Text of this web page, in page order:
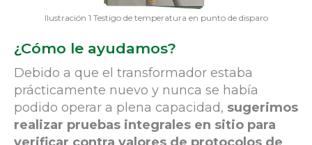
Ilustración 1 Testigo de temperatura en punto de disparo
¿Cómo le ayudamos?
Debido a que el transformador estaba
prácticamente nuevo y nunca se había
podido operar a plena capacidad, sugerimos
realizar pruebas integrales en sitio para